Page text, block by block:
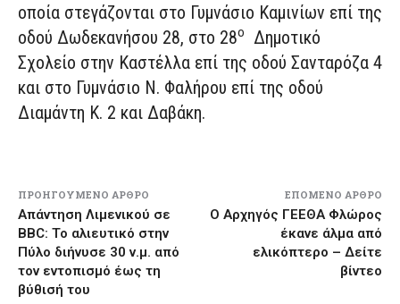
οποία στεγάζονται στο Γυμνάσιο Καμινίων επί της
οδού Δωδεκανήσου 28, στο 28ο
Δημοτικό
Σχολείο στην Καστέλλα επί της οδού Σανταρόζα 4
και στο Γυμνάσιο Ν. Φαλήρου επί της οδού
Διαμάντη Κ. 2 και Δαβάκη.
ΠΡΟΗΓΟΎΜΕΝΟ ΆΡΘΡΟ
Απάντηση Λιμενικού σε
BBC: Το αλιευτικό στην
Πύλο διήνυσε 30 ν.μ. από
τον εντοπισμό έως τη
βύθισή του
ΕΠΌΜΕΝΟ ΆΡΘΡΟ
Ο Αρχηγός ΓΕΕΘΑ Φλώρος
έκανε άλμα από
ελικόπτερο – Δείτε
βίντεο